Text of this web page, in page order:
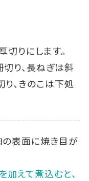
りにします。
り、長ねぎは斜
、きのこは下処
の表面に焼き目が
えて煮込むと、